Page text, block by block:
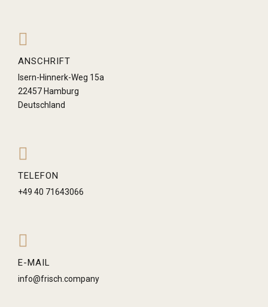
ANSCHRIFT
Isern-Hinnerk-Weg 15a
22457 Hamburg
Deutschland
TELEFON
+49 40 71643066
E-MAIL
info@frisch.company